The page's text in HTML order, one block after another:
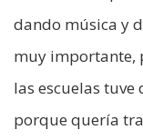
dando música y
muy importante,
las escuelas tuve
porque quería